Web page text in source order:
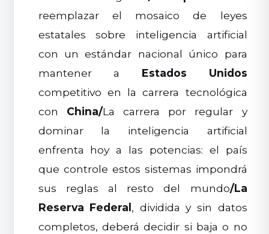
reemplazar el mosaico de leyes
estatales sobre inteligencia artificial
con un estándar nacional único para
mantener a Estados Unidos
competitivo en la carrera tecnológica
con China/La carrera por regular y
dominar la inteligencia artificial
enfrenta hoy a las potencias: el país
que controle estos sistemas impondrá
sus reglas al resto del mundo/La
Reserva Federal , dividida y sin datos
completos, deberá decidir si baja o no